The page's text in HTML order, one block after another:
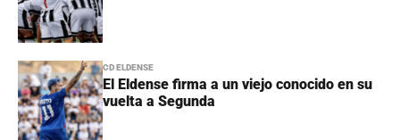
CD ELDENSE
El Eldense firma a un viejo conocido en su
vuelta a Segunda